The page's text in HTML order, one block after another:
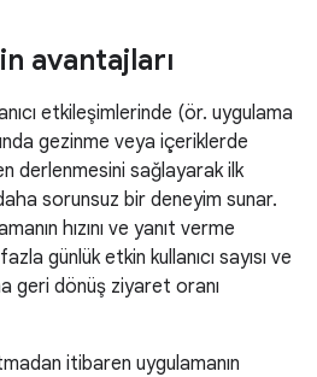
avantajları
etkileşimlerinde (ör. uygulama
gezinme veya içeriklerde
derlenmesini sağlayarak ilk
sorunsuz bir deneyim sunar.
hızını ve yanıt verme
günlük etkin kullanıcı sayısı ve
geri dönüş ziyaret oranı
itibaren uygulamanın